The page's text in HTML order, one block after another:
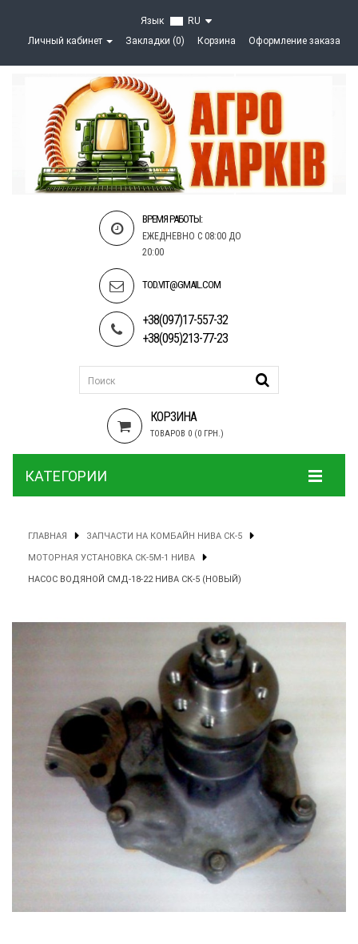
Язык
RU
Личный кабинет
Закладки (0) Корзина Оформление заказа
ВРЕМЯ РАБОТЫ:
ЕЖЕДНЕВНО С 08:00 ДО
20:00
TOD.VIT@GMAIL.COM
+38(097)17-557-32
+38(095)213-77-23
КОРЗИНА
ТОВАРОВ 0 (0 ГРН.)
КАТЕГОРИИ
ГЛАВНАЯ ЗАПЧАСТИ НА КОМБАЙН НИВА СК-5
МОТОРНАЯ УСТАНОВКА СК-5М-1 НИВА
НАСОС ВОДЯНОЙ СМД-18-22 НИВА СК-5 (НОВЫЙ)